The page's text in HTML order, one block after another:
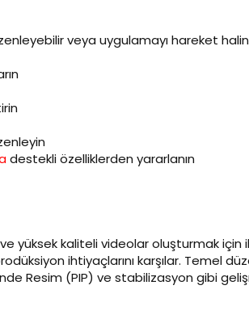
veya uygulamayı hareket
destekli özelliklerden yararlanın
yüksek kaliteli videolar oluşturmak için
ihtiyaçlarını karşılar. Temel
Resim (PIP) ve stabilizasyon gibi